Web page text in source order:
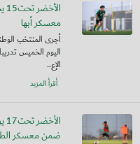
معسكر أبها
اليوم الخميس
الإع...
أقرأ المزيد
ضمن معسكر